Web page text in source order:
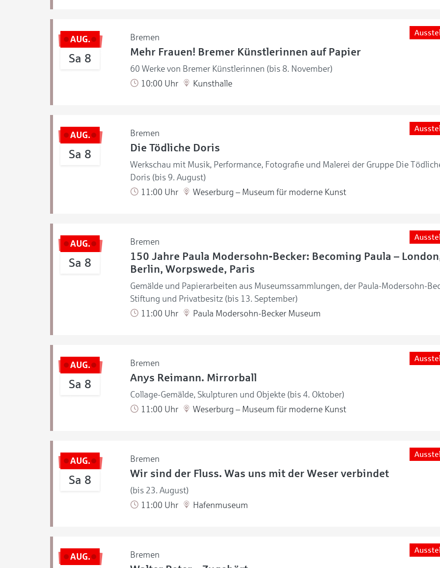
AUG.
Sa 8
Bremen
Mehr Frauen! Bremer Künstlerinnen auf Papier
60 Werke von Bremer Künstlerinnen (bis 8. November)
10:00 Uhr
Kunsthalle
AUG.
Sa 8
Bremen
Die Tödliche Doris
Werkschau mit Musik, Performance, Fotografie und Malerei der Gruppe Die
Doris (bis 9. August)
11:00 Uhr
Weserburg – Museum für moderne Kunst
AUG.
Sa 8
Bremen
150 Jahre Paula Modersohn-Becker: Becoming Paula –
Berlin, Worpswede, Paris
Gemälde und Papierarbeiten aus Museumssammlungen, der Paula-Modersohn-
Stiftung und Privatbesitz (bis 13. September)
11:00 Uhr
Paula Modersohn-Becker Museum
AUG.
Sa 8
Bremen
Anys Reimann. Mirrorball
Collage-Gemälde, Skulpturen und Objekte (bis 4. Oktober)
11:00 Uhr
Weserburg – Museum für moderne Kunst
AUG.
Sa 8
Bremen
Wir sind der Fluss. Was uns mit der Weser verbindet
(bis 23. August)
11:00 Uhr
Hafenmuseum
AUG. Bremen